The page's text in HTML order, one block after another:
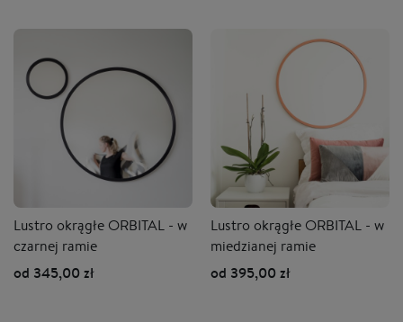
Lustro okrągłe ORBITAL - w
czarnej ramie
od 345,00 zł
Lustro okrągłe ORBITAL - w
miedzianej ramie
od 395,00 zł